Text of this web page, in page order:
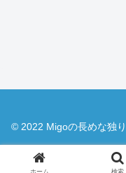
© 2022 Migoの長めな独
ホーム 検索